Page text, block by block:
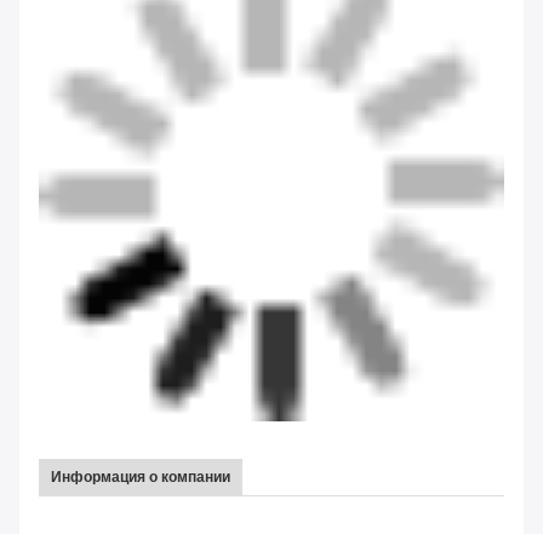
Информация о компании